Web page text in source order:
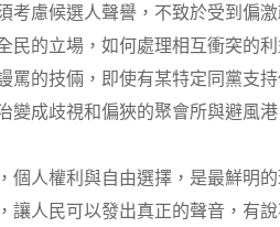
考慮候選人聲譽，不致於受到偏
民的立場，如何處理相互衝突的
罵的技倆，即使有某特定同黨支
變成歧視和偏狹的聚會所與避風港
個人權利與自由選擇，是最鮮明
讓人民可以發出真正的聲音，有